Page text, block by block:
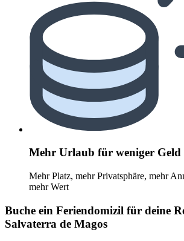
Mehr Urlaub für weniger Geld
Mehr Platz, mehr Privatsphäre, mehr
mehr Wert
Buche ein Feriendomizil für deine
Salvaterra de Magos